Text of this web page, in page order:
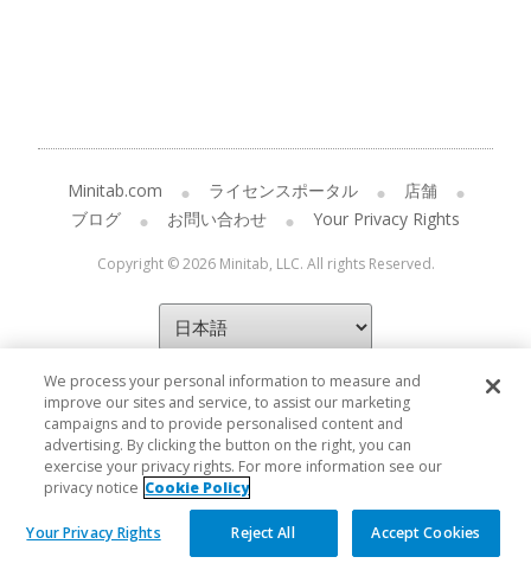
Minitab.com ライセンスポータル
店舗
ブログ
お問い合わせ Your Privacy Rights
Copyright © 2026 Minitab, LLC. All rights Reserved.
We process your personal information to measure and
improve our sites and service, to assist our marketing
campaigns and to provide personalised content and
advertising. By clicking the button on the right, you can
exercise your privacy rights. For more information see our
privacy notice Cookie Policy
Your Privacy Rights Reject All Accept Cookies